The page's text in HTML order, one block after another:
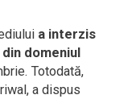
a interzis
domeniul
Totodată,
a dispus